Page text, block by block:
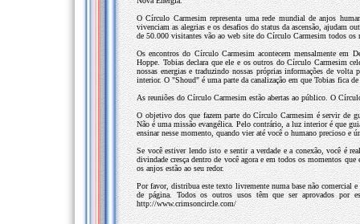
O Círculo Carmesim representa uma rede mundial de anjos
vivenciam as alegrias e os desafios do status da ascensão, ajudam
de 50.000 visitantes vão ao web site do Círculo Carmesim todos
Os encontros do Círculo Carmesim acontecem mensalmente em
Hoppe. Tobias declara que ele e os outros do Círculo Carmesim
nossas energias e traduzindo nossas próprias informações de
interior. O "Shoud" é uma parte da canalização em que Tobias fica
As reuniões do Círculo Carmesim estão abertas ao público. O
O objetivo dos que fazem parte do Círculo Carmesim é servir de
Não é uma missão evangélica. Pelo contrário, a luz interior é que
ensinar nesse momento, quando vier até você o humano precioso e
Se você estiver lendo isto e sentir a verdade e a conexão, você é
divindade cresça dentro de você agora e em todos os momentos
os anjos estão ao seu redor.
Por favor, distribua este texto livremente numa base não comercial
de página. Todos os outros usos têm que ser aprovados por
http://www.crimsoncircle.com/